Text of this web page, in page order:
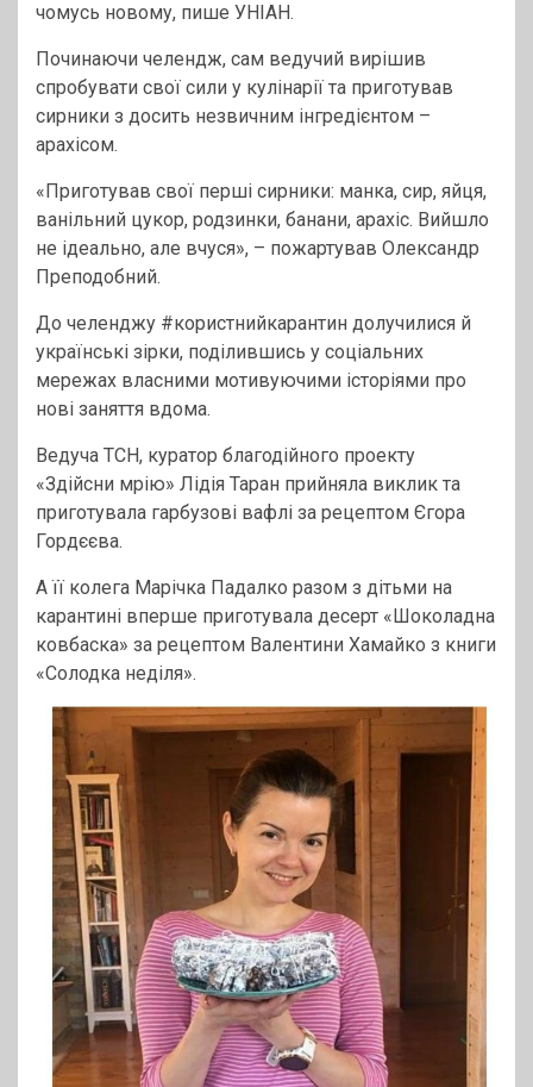
чомусь новому, пише УНІАН.
Починаючи челендж, сам ведучий вирішив
спробувати свої сили у кулінарії та приготував
сирники з досить незвичним інгредієнтом –
арахісом.
«Приготував свої перші сирники: манка, сир, яйця,
ванільний цукор, родзинки, банани, арахіс. Вийшло
не ідеально, але вчуся», – пожартував Олександр
Преподобний.
До челенджу #користнийкарантин долучилися й
українські зірки, поділившись у соціальних
мережах власними мотивуючими історіями про
нові заняття вдома.
Ведуча ТСН, куратор благодійного проекту
«Здійсни мрію» Лідія Таран прийняла виклик та
приготувала гарбузові вафлі за рецептом Єгора
Гордєєва.
А її колега Марічка Падалко разом з дітьми на
карантині вперше приготувала десерт «Шоколадна
ковбаска» за рецептом Валентини Хамайко з книги
«Солодка неділя».